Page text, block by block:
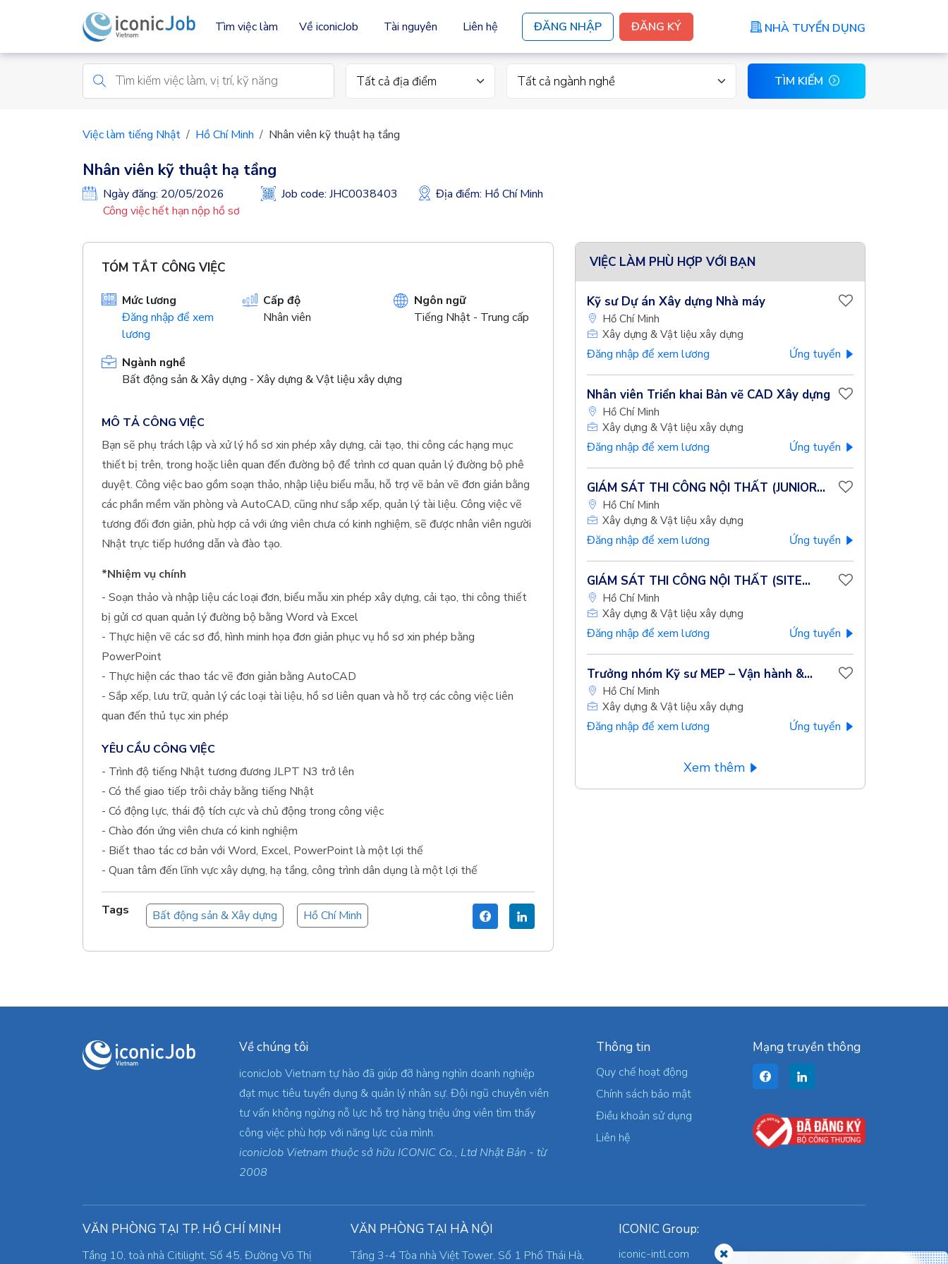
ĐĂNG NHẬP ĐĂNG KÝ NHÀ TUYỂN DỤNG
Tìm việc làm Về iconicJob Tài nguyên Liên hệ
Tất cả địa điểm Tất cả ngành nghề TÌM KIẾM
Việc làm tiếng Nhật Hồ Chí Minh Nhân viên kỹ thuật hạ tầng
Nhân viên kỹ thuật hạ tầng
Ngày đăng: 20/05/2026
Công việc hết hạn nộp hồ sơ
Job code: JHC0038403 Địa điểm: Hồ Chí Minh
TÓM TẮT CÔNG VIỆC
Mức lương
Đăng nhập để xem
lương
Cấp độ
Nhân viên
Ngôn ngữ
Tiếng Nhật - Trung cấp
Ngành nghề
Bất động sản & Xây dựng - Xây dựng & Vật liệu xây dựng
MÔ TẢ CÔNG VIỆC
Bạn sẽ phụ trách lập và xử lý hồ sơ xin phép xây dựng, cải tạo, thi công các hạng mục
thiết bị trên, trong hoặc liên quan đến đường bộ để trình cơ quan quản lý đường bộ phê
duyệt. Công việc bao gồm soạn thảo, nhập liệu biểu mẫu, hỗ trợ vẽ bản vẽ đơn giản bằng
các phần mềm văn phòng và AutoCAD, cũng như sắp xếp, quản lý tài liệu. Công việc vẽ
tương đối đơn giản, phù hợp cả với ứng viên chưa có kinh nghiệm, sẽ được nhân viên người
Nhật trực tiếp hướng dẫn và đào tạo.
*Nhiệm vụ chính
- Soạn thảo và nhập liệu các loại đơn, biểu mẫu xin phép xây dựng, cải tạo, thi công thiết
bị gửi cơ quan quản lý đường bộ bằng Word và Excel
- Thực hiện vẽ các sơ đồ, hình minh họa đơn giản phục vụ hồ sơ xin phép bằng
PowerPoint
- Thực hiện các thao tác vẽ đơn giản bằng AutoCAD
- Sắp xếp, lưu trữ, quản lý các loại tài liệu, hồ sơ liên quan và hỗ trợ các công việc liên
quan đến thủ tục xin phép
YÊU CẦU CÔNG VIỆC
- Trình độ tiếng Nhật tương đương JLPT N3 trở lên
- Có thể giao tiếp trôi chảy bằng tiếng Nhật
- Có động lực, thái độ tích cực và chủ động trong công việc
- Chào đón ứng viên chưa có kinh nghiệm
- Biết thao tác cơ bản với Word, Excel, PowerPoint là một lợi thế
- Quan tâm đến lĩnh vực xây dựng, hạ tầng, công trình dân dụng là một lợi thế
Tags Bất động sản & Xây dựng Hồ Chí Minh
VIỆC LÀM PHÙ HỢP VỚI BẠN
Kỹ sư Dự án Xây dựng Nhà máy
Hồ Chí Minh
Xây dựng & Vật liệu xây dựng
Đăng nhập để xem lương Ứng tuyển
Nhân viên Triển khai Bản vẽ CAD Xây dựng
Hồ Chí Minh
Xây dựng & Vật liệu xây dựng
Đăng nhập để xem lương Ứng tuyển
GIÁM SÁT THI CÔNG NỘI THẤT (JUNIOR...
Hồ Chí Minh
Xây dựng & Vật liệu xây dựng
Đăng nhập để xem lương Ứng tuyển
GIÁM SÁT THI CÔNG NỘI THẤT (SITE...
Hồ Chí Minh
Xây dựng & Vật liệu xây dựng
Đăng nhập để xem lương Ứng tuyển
Trưởng nhóm Kỹ sư MEP – Vận hành &...
Hồ Chí Minh
Xây dựng & Vật liệu xây dựng
Đăng nhập để xem lương Ứng tuyển
Xem thêm
Về chúng tôi
iconicJob Vietnam tự hào đã giúp đỡ hàng nghìn doanh nghiệp
đạt mục tiêu tuyển dụng & quản lý nhân sự. Đội ngũ chuyên viên
tư vấn không ngừng nỗ lực hỗ trợ hàng triệu ứng viên tìm thấy
công việc phù hợp với năng lực của mình.
iconicJob Vietnam thuộc sở hữu ICONIC Co., Ltd Nhật Bản - từ
2008
Thông tin
Quy chế hoạt động
Chính sách bảo mật
Điều khoản sử dụng
Liên hệ
Mạng truyền thông
VĂN PHÒNG TẠI TP. HỒ CHÍ MINH
Tầng 10, toà nhà Citilight, Số 45, Đường Võ Thị
VĂN PHÒNG TẠI HÀ NỘI
Tầng 3-4 Tòa nhà Việt Tower, Số 1 Phố Thái Hà,
ICONIC Group:
iconic-intl.com